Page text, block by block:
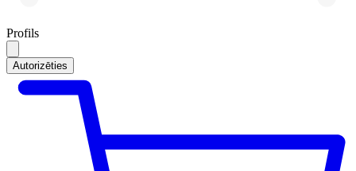
Profils
Autorizēties